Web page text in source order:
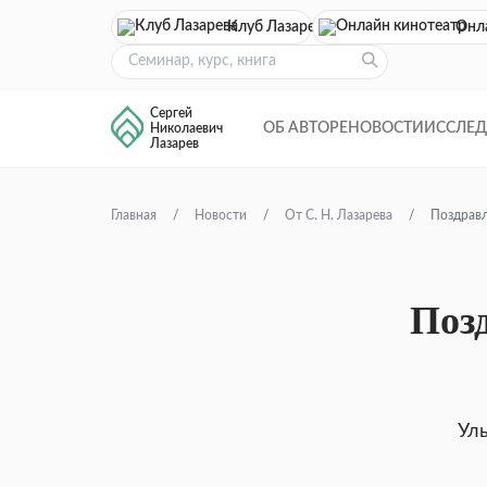
Клуб Лазарева
Сергей
Николаевич
Лазарев
ОБ АВТОРЕ НОВОСТИ
Главная Новости От С. Н. Лазарева